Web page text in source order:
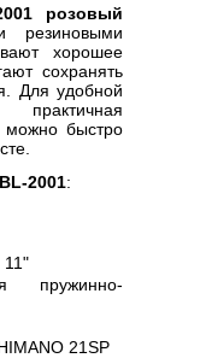
розовый
резиновыми
хорошее
сохранять
Для удобной
практичная
можно быстро
2001:
11"
пружинно-
21SP